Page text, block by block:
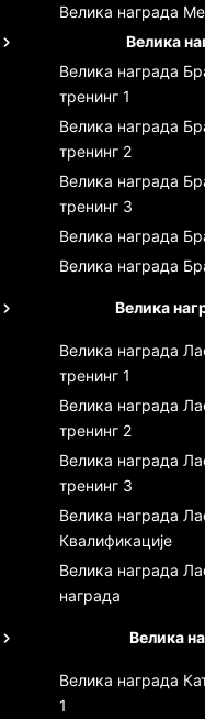
Велика награда
Велика
Велика награда
тренинг 1
Велика награда
тренинг 2
Велика награда
тренинг 3
Велика награда
Велика награда
Велика
Велика награда
тренинг 1
Велика награда
тренинг 2
Велика награда
тренинг 3
Велика награда
Квалификације
Велика награда
награда
Велика
Велика награда
1